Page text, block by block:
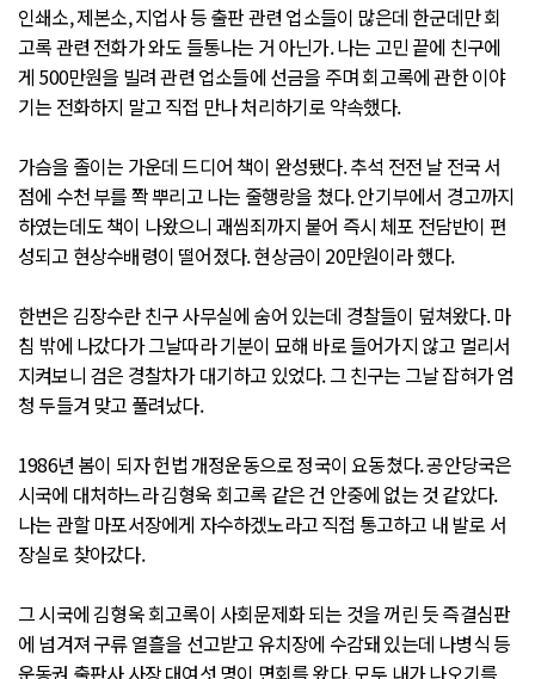
인쇄소, 제본소, 지업사 등 출판 관련 업소들이 많은데 한군데만 회
고록 관련 전화가 와도 들통나는 거 아닌가. 나는 고민 끝에 친구에
게 500만원을 빌려 관련 업소들에 선금을 주며 회고록에 관한 이야
기는 전화하지 말고 직접 만나 처리하기로 약속했다.
가슴을 졸이는 가운데 드디어 책이 완성됐다. 추석 전전 날 전국 서
점에 수천 부를 쫙 뿌리고 나는 줄행랑을 쳤다. 안기부에서 경고까지
하였는데도 책이 나왔으니 괘씸죄까지 붙어 즉시 체포 전담반이 편
성되고 현상수배령이 떨어졌다. 현상금이 20만원이라 했다.
한번은 김장수란 친구 사무실에 숨어 있는데 경찰들이 덮쳐왔다. 마
침 밖에 나갔다가 그날따라 기분이 묘해 바로 들어가지 않고 멀리서
지켜보니 검은 경찰차가 대기하고 있었다. 그 친구는 그날 잡혀가 엄
청 두들겨 맞고 풀려났다.
1986년 봄이 되자 헌법 개정운동으로 정국이 요동쳤다. 공안당국은
시국에 대처하느라 김형욱 회고록 같은 건 안중에 없는 것 같았다.
나는 관할 마포서장에게 자수하겠노라고 직접 통고하고 내 발로 서
장실로 찾아갔다.
그 시국에 김형욱 회고록이 사회문제화 되는 것을 꺼린 듯 즉결심판
에 넘겨져 구류 열흘을 선고받고 유치장에 수감돼 있는데 나병식 등
운동권 출판사 사장 대여섯 명이 면회를 왔다. 모두 내가 나오기를